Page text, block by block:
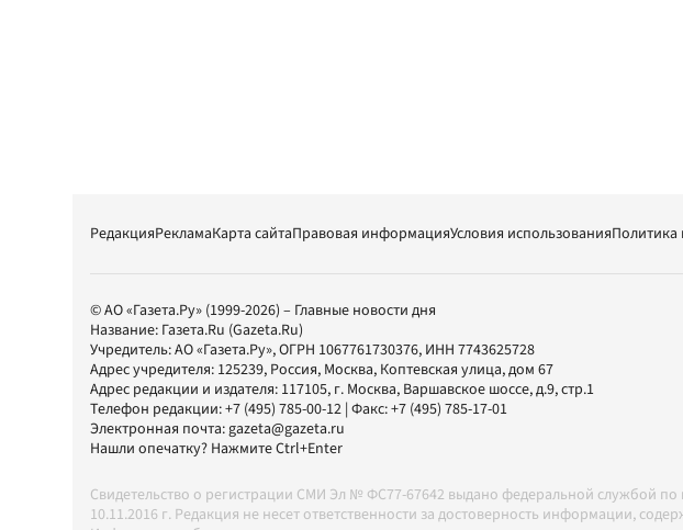
РедакцияРекламаКарта сайтаПравовая информацияУсловия использованияПолитика
© АО «Газета.Ру» (1999-2026) – Главные новости дня
Название: Газета.Ru (Gazeta.Ru)
Учредитель:АО «Газета.Ру», ОГРН 1067761730376, ИНН 7743625728
Адрес учредителя: 125239, Россия, Москва, Коптевская улица, дом 67
Адрес редакции и издателя: 117105, г. Москва, Варшавское шоссе, д.9, стр.1
Телефон редакции:+7 (495) 785-00-12 | Факс:+7 (495) 785-17-01
Электронная почта:gazeta@gazeta.ru
Нашли опечатку? Нажмите Ctrl+Enter
Свидетельство о регистрации СМИ Эл № ФС77-67642 выдано федеральной службой
10.11.2016 г. Редакция не несет ответственности за достоверность информации,